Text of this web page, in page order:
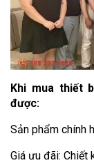
Khi mua thiết
được:
Sản phẩm chính
Giá ưu đãi: Chiết